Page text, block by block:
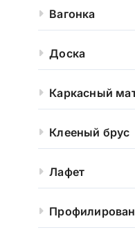
Вагонка
Доска
Каркасный
Клееный брус
Лафет